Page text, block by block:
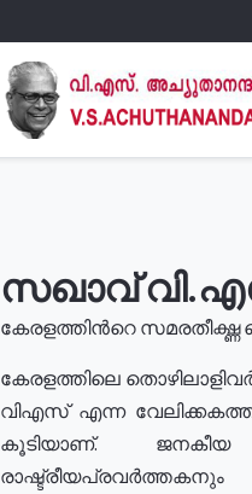
സഖാവ്
കേരളത്തിൻറെ
കേരളത്തിലെ
വിഎസ് എന്ന
കൂടിയാണ്.
രാഷ്ട്രീയപ്രവർത്തകനും